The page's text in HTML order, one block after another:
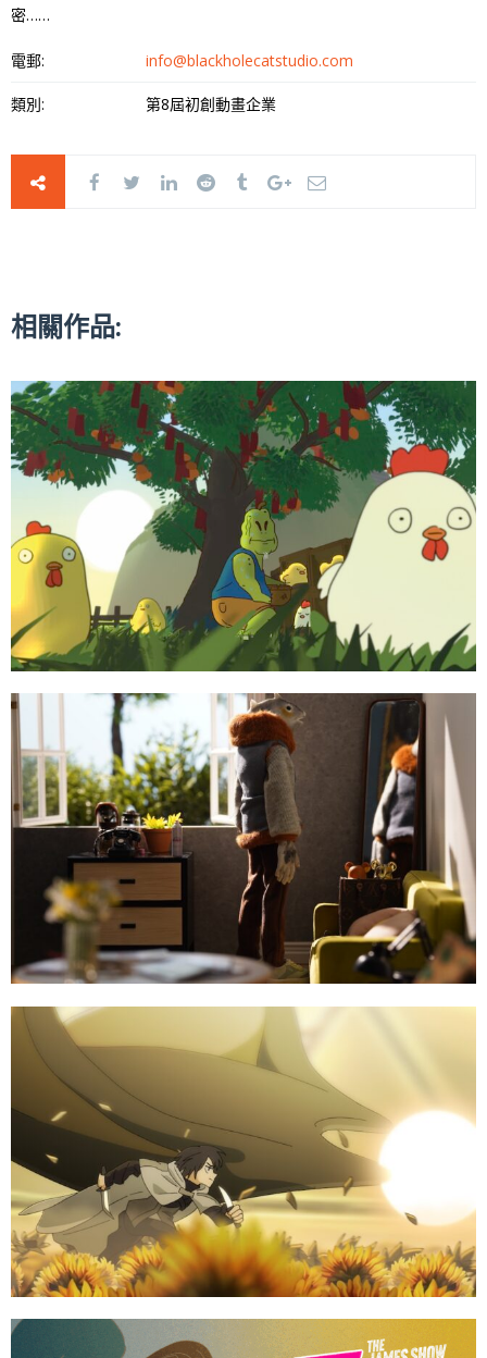
密……
電郵: info@blackholecatstudio.com
類別: 第8屆初創動畫企業
相關作品: